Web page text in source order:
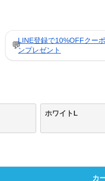
💬LINE登録で10%OFFクーポ
ンプレゼント
ホワイトL
カ